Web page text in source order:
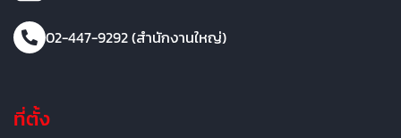
02-447-9292 (สำนักงานใหญ่)
ที่ตั้ง